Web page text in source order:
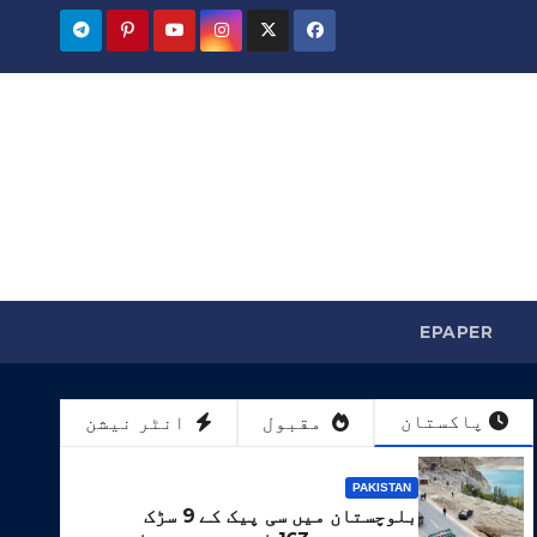
EPAPER
پاکستان مقبول انٹر نیشن
PAKISTAN
بلوچستان میں سی پیک کے 9 سڑک